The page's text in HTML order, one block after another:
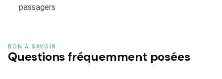
passagers
BON À SAVOIR
Questions fréquemment posées